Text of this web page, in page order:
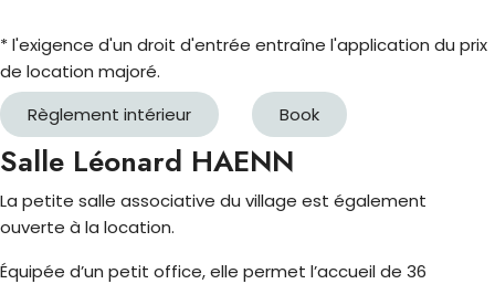
* l'exigence d'un droit d'entrée entraîne l'application du prix
de location majoré.
Règlement intérieur
Book
Salle Léonard HAENN
La petite salle associative du village est également
ouverte à la location.
Équipée d’un petit office, elle permet l’accueil de 36